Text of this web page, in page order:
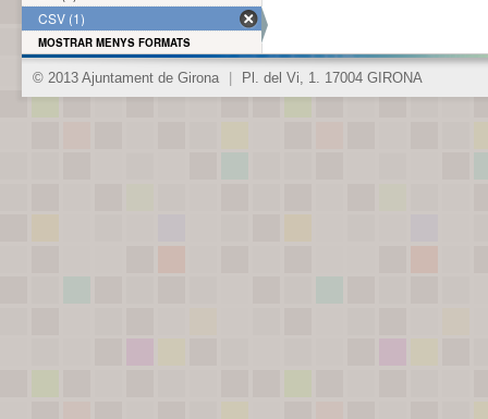
CSV (1)
MOSTRAR MENYS FORMATS
© 2013 Ajuntament de Girona Pl. del Vi, 1. 17004 GIRONA